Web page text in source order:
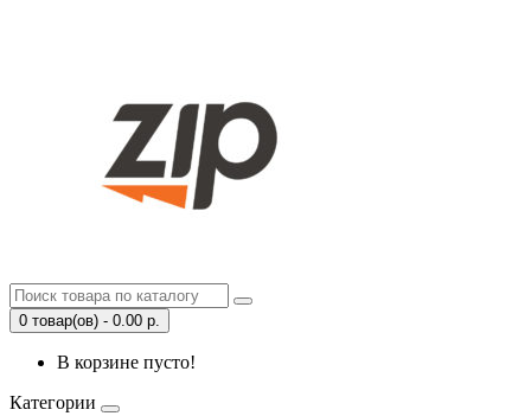
0 товар(ов) - 0.00 р.
В корзине пусто!
Категории